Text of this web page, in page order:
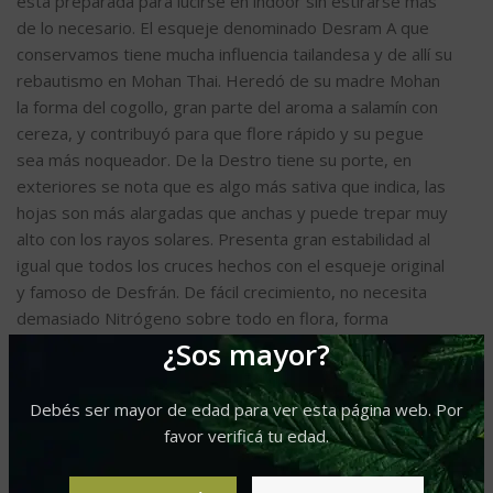
¿Sos mayor?
Debés ser mayor de edad para ver esta página web. Por
favor verificá tu edad.
de lo necesario. El esqueje denominado Desram A que
conservamos tiene mucha influencia tailandesa y de allí su
rebautismo en Mohan Thai. Heredó de su madre Mohan
la forma del cogollo, gran parte del aroma a salamín con
cereza, y contribuyó para que flore rápido y su pegue
sea más noqueador. De la Destro tiene su porte, en
exteriores se nota que es algo más sativa que indica, las
hojas son más alargadas que anchas y puede trepar muy
alto con los rayos solares. Presenta gran estabilidad al
igual que todos los cruces hechos con el esqueje original
y famoso de Desfrán. De fácil crecimiento, no necesita
demasiado Nitrógeno sobre todo en flora, forma
cogollos redondeados en sus tops, compactos y duritos
como piedras preciosas.
Aroma:
Salamín picado fino, desinfectante de pisos con matices